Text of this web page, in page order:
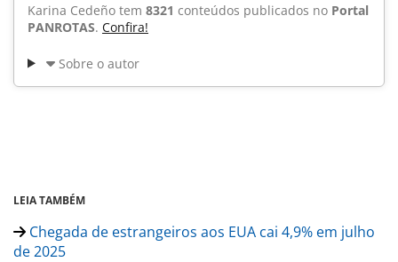
Karina Cedeño tem 8321 conteúdos publicados no Portal
PANROTAS. Confira!
Sobre o autor
LEIA TAMBÉM
Chegada de estrangeiros aos EUA cai 4,9% em julho
de 2025